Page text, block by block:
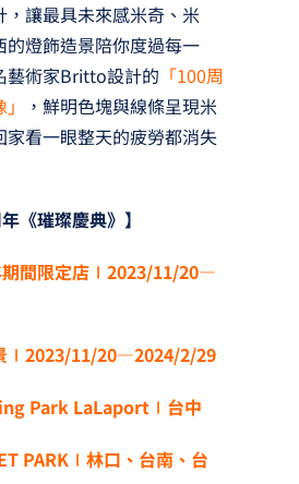
，讓最具未來感米奇、米
的燈飾造景陪你度過每一
藝術家Britto設計的 「100周
，鮮明色塊與線條呈現米
家看一眼整天的疲勞都消失
《璀璨慶典》】
期間限定店∣2023/11/20—
∣2023/11/20—2024/2/29
Park LaLaport∣台中
PARK∣林口、台南、台